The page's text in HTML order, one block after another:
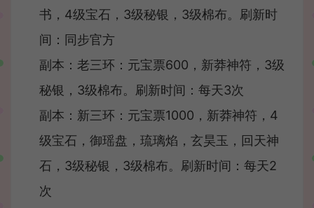
书，4级宝石，3级秘银，3级棉布。刷新时
间：同步官方
副本：老三环：元宝票600，新莽神符，3级
秘银，3级棉布。刷新时间：每天3次
副本：新三环：元宝票1000，新莽神符，4
级宝石，御瑶盘，琉璃焰，玄昊玉，回天神
石，3级秘银，3级棉布。刷新时间：每天2
次